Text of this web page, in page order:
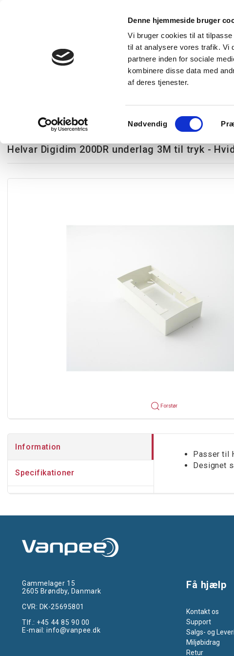
Denne hjemmeside bruger
Vi bruger cookies til at
til at analysere vores trafik. Vi
partnere inden for sociale
kombinere disse data med
af deres tjenester.
Nødvendig
Produkter Express levering Vidensbank
Helvar Digidim 200DR underlag 3M til tryk -
Forstør
Information
Specifikationer
Passer til
Designet
Gammelager 15
2605 Brøndby, Danmark
CVR: DK-25695801
Tlf.: +45 44 85 90 00
E-mail:info@vanpee.dk
Få hjælp
Kontakt os
Support
Salgs- og
Miljøbidrag
Retur